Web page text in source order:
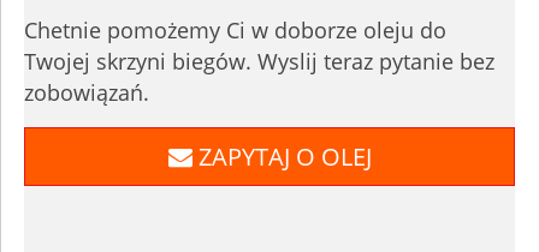
Chetnie pomożemy Ci w doborze oleju do
Twojej skrzyni biegów. Wyslij teraz pytanie bez
zobowiązań.
ZAPYTAJ O OLEJ